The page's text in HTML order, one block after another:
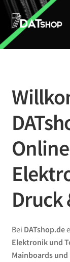
Zur
Navigation
springen
Zum
Inhalt
springen
Home
Mein Account
Kontakt
Druck
Bei DATshop.de
Elektronik und
Mainboards